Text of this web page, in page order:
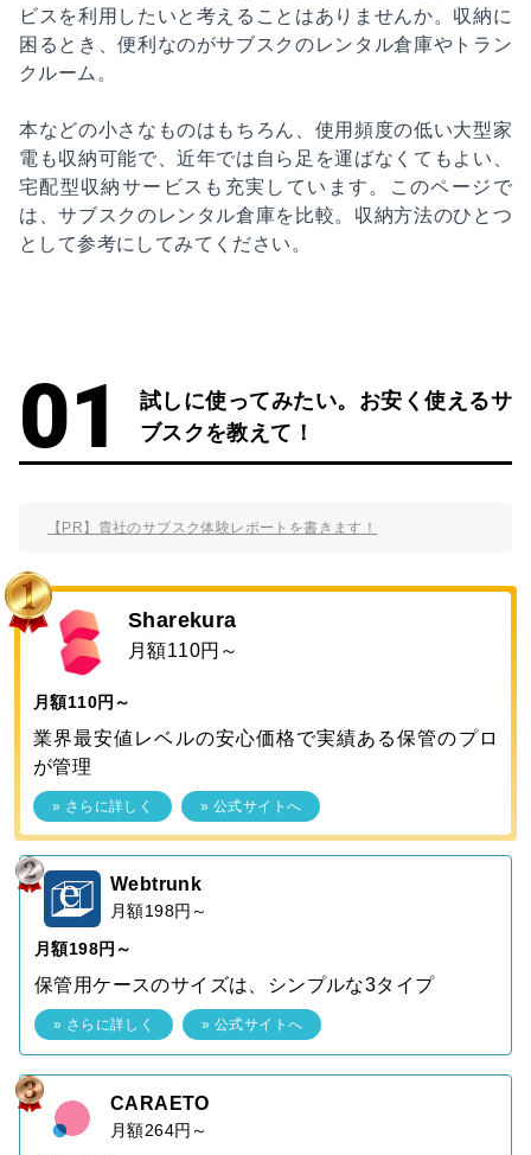
ビスを利用したいと考えることはありませんか。収納に
困るとき、便利なのがサブスクのレンタル倉庫やトラン
クルーム。
本などの小さなものはもちろん、使用頻度の低い大型家
電も収納可能で、近年では自ら足を運ばなくてもよい、
宅配型収納サービスも充実しています。このページで
は、サブスクのレンタル倉庫を比較。収納方法のひとつ
として参考にしてみてください。
試しに使ってみたい。お安く使えるサ
ブスクを教えて！
【PR】貴社のサブスク体験レポートを書きます！
Sharekura
月額110円～
月額110円～
業界最安値レベルの安心価格で実績ある保管のプロ
が管理
» さらに詳しく » 公式サイトへ
Webtrunk
月額198円～
月額198円～
保管用ケースのサイズは、シンプルな3タイプ
» さらに詳しく » 公式サイトへ
CARAETO
月額264円～